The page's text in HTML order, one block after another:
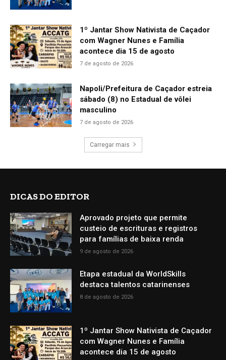
1º Jantar Show Nativista de Caçador
com Wagner Nunes e Família
acontece dia 15 de agosto
7 de agosto de 2026
Napoli/Prefeitura de Caçador estreia
sábado (8) no Estadual de vôlei
masculino
7 de agosto de 2026
Carregar mais
DICAS DO EDITOR
Aprovado projeto que permite
custeio de escrituras e registros
para famílias de baixa renda
9 de agosto de 2026
Etapa estadual da WorldSkills
destaca talentos catarinenses
8 de agosto de 2026
1º Jantar Show Nativista de Caçador
com Wagner Nunes e Família
acontece dia 15 de agosto